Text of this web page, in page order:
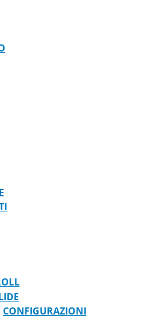
CONFIGURAZIONI